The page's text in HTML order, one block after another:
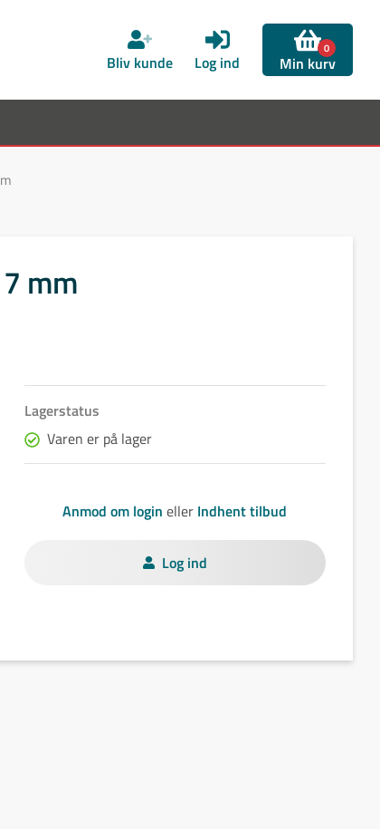
Bliv kunde Log ind
0
Min kurv
mm
Lagerstatus
Varen er på lager
Anmod om login eller Indhent tilbud
Log ind